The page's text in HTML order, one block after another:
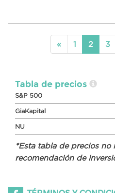
« 1 2 3
Tabla de precios
S&P 500
GiaKapital
NU
*Esta tabla de precios no
recomendación de